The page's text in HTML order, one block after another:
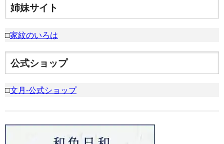
姉妹サイト
□家紋のいろは
公式ショップ
□文月-公式ショップ